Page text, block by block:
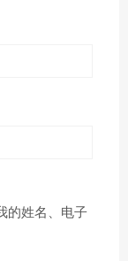
的姓名、电子